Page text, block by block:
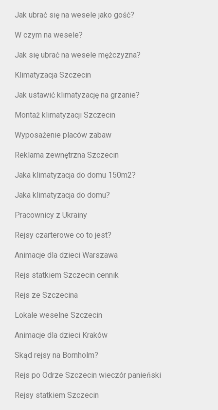
Jak ubrać się na wesele jako gość?
W czym na wesele?
Jak się ubrać na wesele mężczyzna?
Klimatyzacja Szczecin
Jak ustawić klimatyzację na grzanie?
Montaż klimatyzacji Szczecin
Wyposażenie placów zabaw
Reklama zewnętrzna Szczecin
Jaka klimatyzacja do domu 150m2?
Jaka klimatyzacja do domu?
Pracownicy z Ukrainy
Rejsy czarterowe co to jest?
Animacje dla dzieci Warszawa
Rejs statkiem Szczecin cennik
Rejs ze Szczecina
Lokale weselne Szczecin
Animacje dla dzieci Kraków
Skąd rejsy na Bornholm?
Rejs po Odrze Szczecin wieczór panieński
Rejsy statkiem Szczecin